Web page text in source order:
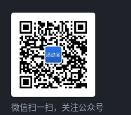
微信扫一扫，关注公众号